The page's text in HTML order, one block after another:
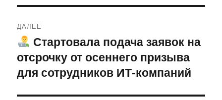
ДАЛЕЕ
Следующая
запись:
Стартовала подача заявок на
отсрочку от осеннего призыва
для сотрудников ИТ-компаний